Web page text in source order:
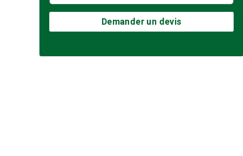
Demander un devis